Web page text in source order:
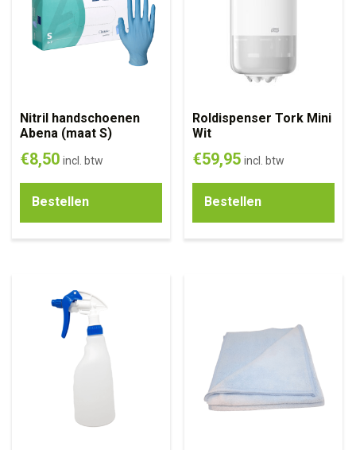
Nitril handschoenen
Abena (maat S)
€8,50 incl. btw
Bestellen
Roldispenser Tork Mini
Wit
€59,95 incl. btw
Bestellen